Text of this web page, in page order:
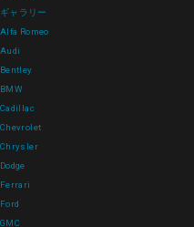
ギャラリー
Alfa Romeo
Audi
Bentley
BMW
Cadillac
Chevrolet
Chrysler
Dodge
Ferrari
Ford
GMC